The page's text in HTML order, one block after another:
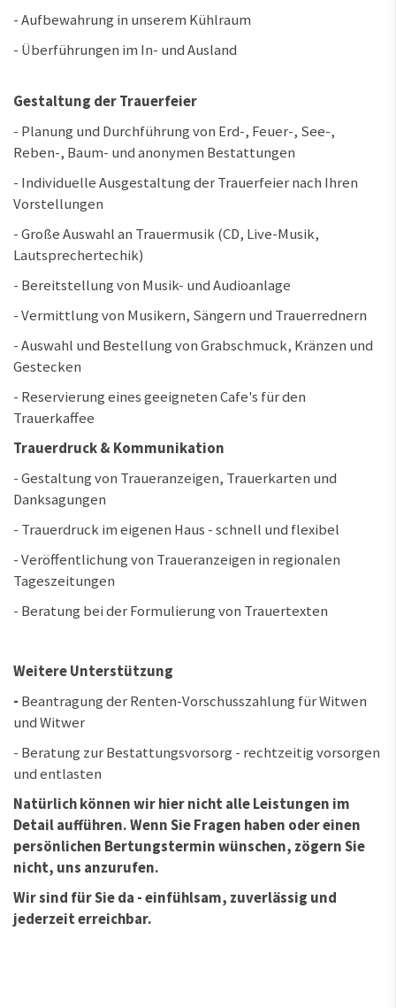
- Aufbewahrung in unserem Kühlraum
- Überführungen im In- und Ausland
Gestaltung der Trauerfeier
- Planung und Durchführung von Erd-, Feuer-, See-,
Reben-, Baum- und anonymen Bestattungen
- Individuelle Ausgestaltung der Trauerfeier nach Ihren
Vorstellungen
- Große Auswahl an Trauermusik (CD, Live-Musik,
Lautsprechertechik)
- Bereitstellung von Musik- und Audioanlage
- Vermittlung von Musikern, Sängern und Trauerrednern
- Auswahl und Bestellung von Grabschmuck, Kränzen und
Gestecken
- Reservierung eines geeigneten Cafe's für den
Trauerkaffee
Trauerdruck & Kommunikation
- Gestaltung von Traueranzeigen, Trauerkarten und
Danksagungen
- Trauerdruck im eigenen Haus - schnell und flexibel
- Veröffentlichung von Traueranzeigen in regionalen
Tageszeitungen
- Beratung bei der Formulierung von Trauertexten
Weitere Unterstützung
- Beantragung der Renten-Vorschusszahlung für Witwen
und Witwer
- Beratung zur Bestattungsvorsorg - rechtzeitig vorsorgen
und entlasten
Natürlich können wir hier nicht alle Leistungen im
Detail aufführen. Wenn Sie Fragen haben oder einen
persönlichen Bertungstermin wünschen, zögern Sie
nicht, uns anzurufen.
Wir sind für Sie da - einfühlsam, zuverlässig und
jederzeit erreichbar.